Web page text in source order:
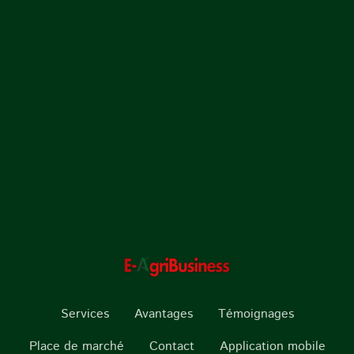
Services Avantages
Témoignages
Place de marché
Contact Application mobile